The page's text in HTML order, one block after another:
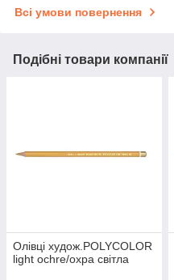
Всі умови повернення
Подібні товари компанії
Олівці худож.POLYCOLOR
light ochre/охра світла